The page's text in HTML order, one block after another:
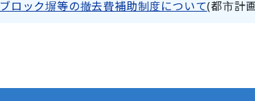
ブロック塀等の撤去費補助制度について(都市計